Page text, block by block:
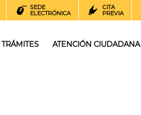
SEDE
ELECTRÓNICA
CITA
PREVIA
TRÁMITES ATENCIÓN CIUDADANA